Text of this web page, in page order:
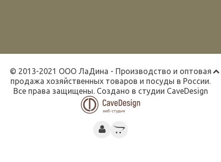
© 2013-2021 ООО ЛаДина - Производство и оптовая
продажа хозяйственных товаров и посуды в России.
Все права защищены. Создано в студии CaveDesign